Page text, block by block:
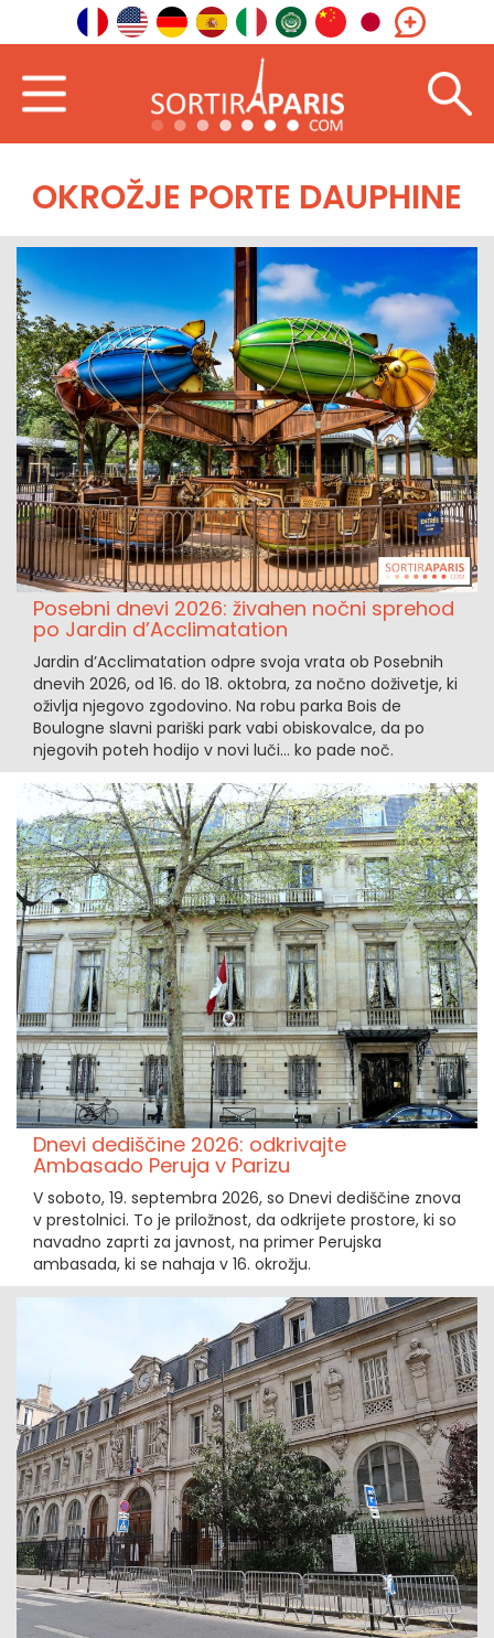
OKROŽJE PORTE DAUPHINE
Posebni dnevi 2026: živahen nočni sprehod
po Jardin d’Acclimatation
Jardin d’Acclimatation odpre svoja vrata ob Posebnih
dnevih 2026, od 16. do 18. oktobra, za nočno doživetje, ki
oživlja njegovo zgodovino. Na robu parka Bois de
Boulogne slavni pariški park vabi obiskovalce, da po
njegovih poteh hodijo v novi luči… ko pade noč.
Dnevi dediščine 2026: odkrivajte
Ambasado Peruja v Parizu
V soboto, 19. septembra 2026, so Dnevi dediščine znova
v prestolnici. To je priložnost, da odkrijete prostore, ki so
navadno zaprti za javnost, na primer Perujska
ambasada, ki se nahaja v 16. okrožju.